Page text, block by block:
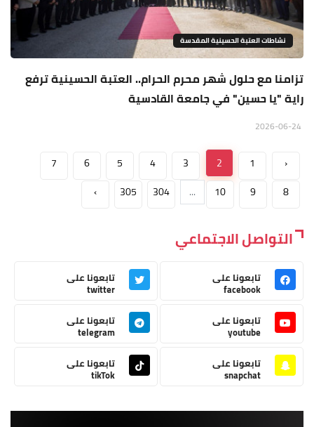
نشاطات العتبة الحسينية المقدسة
تزامنا مع حلول شهر محرم الحرام.. العتبة الحسينية ترفع
راية "يا حسين" في جامعة القادسية
‹
1
2
3
4
5
6
7
8
9
10
...
304
305
›
التواصل الاجتماعي
تابعونا على
facebook
تابعونا على
twitter
تابعونا على
youtube
تابعونا على
telegram
تابعونا على
snapchat
تابعونا على
tikTok